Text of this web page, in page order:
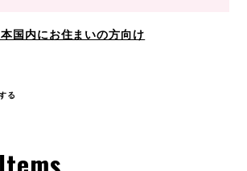
国内にお住まいの方向け
る